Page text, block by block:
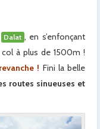
Dalat , en s’enfonçant
à plus de 1500m !
! Fini la belle
routes sinueuses et